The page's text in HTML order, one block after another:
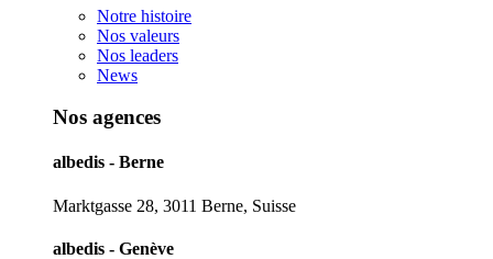
Notre histoire
Nos valeurs
Nos leaders
News
Nos agences
albedis - Berne
Marktgasse 28, 3011 Berne, Suisse
albedis - Genève